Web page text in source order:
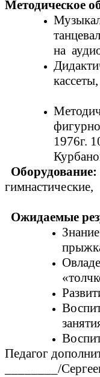
Методическое
на
1976г.
Оборудование:
гимнастические,
Ожидаемые
Педагог
________/